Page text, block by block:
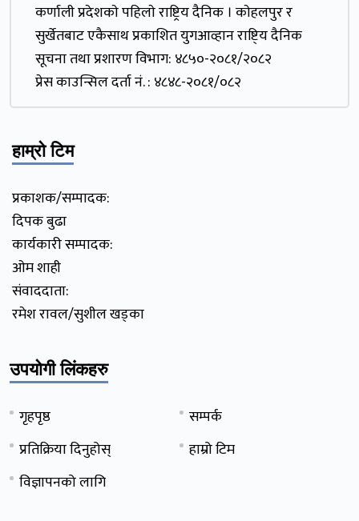
कर्णाली प्रदेशकाे पहिलाे राष्ट्रिय दैनिक । काेहलपुर र
सुर्खेतबाट एकैसाथ प्रकाशित युगआव्हान राष्टि्य दैनिक
सूचना तथा प्रशारण विभाग: ४८५०-२०८१/२०८२
प्रेस काउन्सिल दर्ता नं. : ४८४८-२०८१/०८२
हाम्रो टिम
प्रकाशक/सम्पादक:
दिपक बुढा
कार्यकारी सम्पादक:
ओम शाही
संवाददाता:
रमेश रावल/सुशील खड्का
उपयोगी लिंकहरु
गृहपृष्ठ
सम्पर्क
प्रतिक्रिया दिनुहोस्
हाम्रो टिम
विज्ञापनको लागि